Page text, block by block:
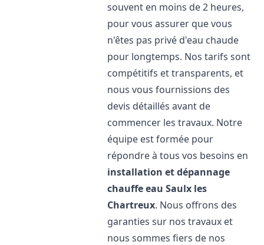
souvent en moins de 2 heures,
pour vous assurer que vous
n'êtes pas privé d'eau chaude
pour longtemps. Nos tarifs sont
compétitifs et transparents, et
nous vous fournissions des
devis détaillés avant de
commencer les travaux. Notre
équipe est formée pour
répondre à tous vos besoins en
installation et dépannage
chauffe eau Saulx les
Chartreux. Nous offrons des
garanties sur nos travaux et
nous sommes fiers de nos